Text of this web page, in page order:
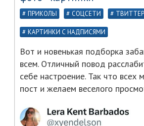
ПРИКОЛЫ СОЦСЕТИ ТВИТТЕР
КАРТИНКИ С НАДПИСЯМИ
Вот и новенькая подборка
всем. Отличный повод
себе настроение. Так что всех
пост и желаем веселого